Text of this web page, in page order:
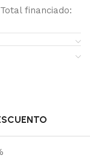
Total financiado: